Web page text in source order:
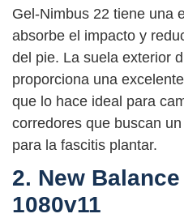
Gel-Nimbus 22 tiene una
absorbe el impacto y
del pie. La suela exterior
proporciona una
que lo hace ideal para
corredores que buscan
para la fascitis plantar.
2. New
1080v11